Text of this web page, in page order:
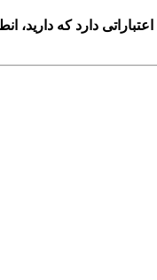
اعتباراتی دارد که